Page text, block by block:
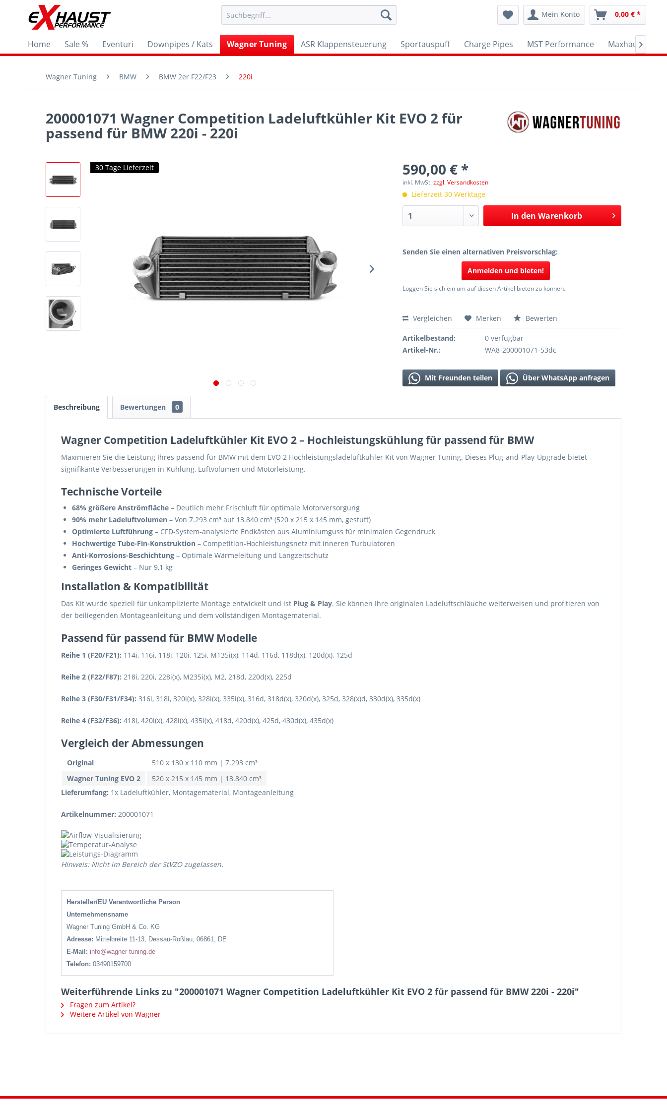
Mein Konto 0,00 € *
Home Sale % Eventuri Downpipes / Kats Wagner Tuning ASR Klappensteuerung Sportauspuff Charge Pipes MST Performance Maxhaust

Wagner Tuning BMW BMW 2er F22/F23 220i
200001071 Wagner Competition Ladeluftkühler Kit EVO 2 für
passend für BMW 220i - 220i
30 Tage Lieferzeit 590,00 € *
inkl. MwSt.zzgl. Versandkosten
Lieferzeit 30 Werktage
In den Warenkorb
Senden Sie einen alternativen Preisvorschlag:
Anmelden und bieten!
Loggen Sie sich ein um auf diesen Artikel bieten zu können.
Vergleichen Merken Bewerten
Artikelbestand:
0 verfügbar
Artikel-Nr.:
WA8-200001071-53dc
Mit Freunden teilen Über WhatsApp anfragen
Beschreibung Bewertungen 0
Wagner Competition Ladeluftkühler Kit EVO 2 – Hochleistungskühlung für passend für BMW
Maximieren Sie die Leistung Ihres passend für BMW mit dem EVO 2 Hochleistungsladeluftkühler Kit von Wagner Tuning. Dieses Plug-and-Play-Upgrade bietet
signifikante Verbesserungen in Kühlung, Luftvolumen und Motorleistung.
Technische Vorteile
68% größere Anströmfläche – Deutlich mehr Frischluft für optimale Motorversorgung
90% mehr Ladeluftvolumen – Von 7.293 cm³ auf 13.840 cm³ (520 x 215 x 145 mm, gestuft)
Optimierte Luftführung – CFD-System-analysierte Endkästen aus Aluminiumguss für minimalen Gegendruck
Hochwertige Tube-Fin-Konstruktion – Competition-Hochleistungsnetz mit inneren Turbulatoren
Anti-Korrosions-Beschichtung – Optimale Wärmeleitung und Langzeitschutz
Geringes Gewicht – Nur 9,1 kg
Installation & Kompatibilität
Das Kit wurde speziell für unkomplizierte Montage entwickelt und ist Plug & Play. Sie können Ihre originalen Ladeluftschläuche weiterweisen und profitieren von
der beiliegenden Montageanleitung und dem vollständigen Montagematerial.
Passend für passend für BMW Modelle
Reihe 1 (F20/F21): 114i, 116i, 118i, 120i, 125i, M135i(x), 114d, 116d, 118d(x), 120d(x), 125d
Reihe 2 (F22/F87): 218i, 220i, 228i(x), M235i(x), M2, 218d, 220d(x), 225d
Reihe 3 (F30/F31/F34): 316i, 318i, 320i(x), 328i(x), 335i(x), 316d, 318d(x), 320d(x), 325d, 328(x)d, 330d(x), 335d(x)
Reihe 4 (F32/F36): 418i, 420i(x), 428i(x), 435i(x), 418d, 420d(x), 425d, 430d(x), 435d(x)
Vergleich der Abmessungen
Original
510 x 130 x 110 mm | 7.293 cm³
Wagner Tuning EVO 2
520 x 215 x 145 mm | 13.840 cm³
Lieferumfang: 1x Ladeluftkühler, Montagematerial, Montageanleitung
Artikelnummer: 200001071
Hinweis: Nicht im Bereich der StVZO zugelassen.
Hersteller/EU Verantwortliche Person
Unternehmensname
Wagner Tuning GmbH & Co. KG
Adresse: Mittelbreite 11-13, Dessau-Roßlau, 06861, DE
E-Mail: info@wagner-tuning.de
Telefon: 03490159700
Weiterführende Links zu "200001071 Wagner Competition Ladeluftkühler Kit EVO 2 für passend für BMW 220i - 220i"
Fragen zum Artikel?
Weitere Artikel von Wagner